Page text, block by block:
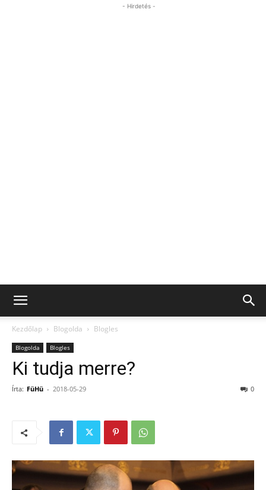
- Hirdetés -
Kezdőlap Blogolda Blogles
Blogolda Blogles
Ki tudja merre?
Írta: FüHü - 2018-05-29 0